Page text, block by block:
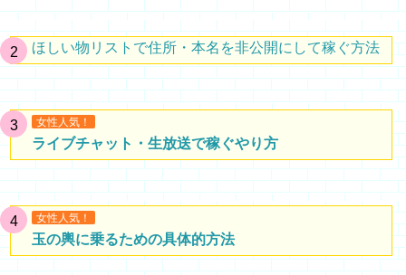
ほしい物リストで住所・本名を非公開にして稼ぐ方法
女性人気！
ライブチャット・生放送で稼ぐやり方
女性人気！
玉の輿に乗るための具体的方法